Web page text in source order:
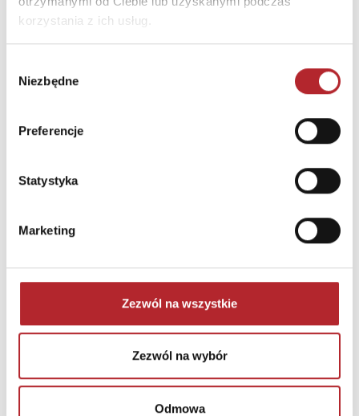
korzystania z ich usług.
zgody
Niezbędne
Preferencje
Statystyka
Marketing
Zezwól na wszystkie
Zezwól na wybór
Odmowa
NAJCZĘŚCIEJ KUPOWANE zobacz więcej
TOP 100